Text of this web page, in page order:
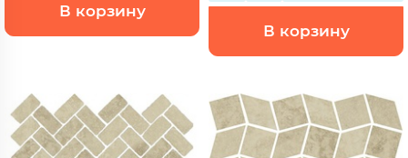
В корзину
В корзину